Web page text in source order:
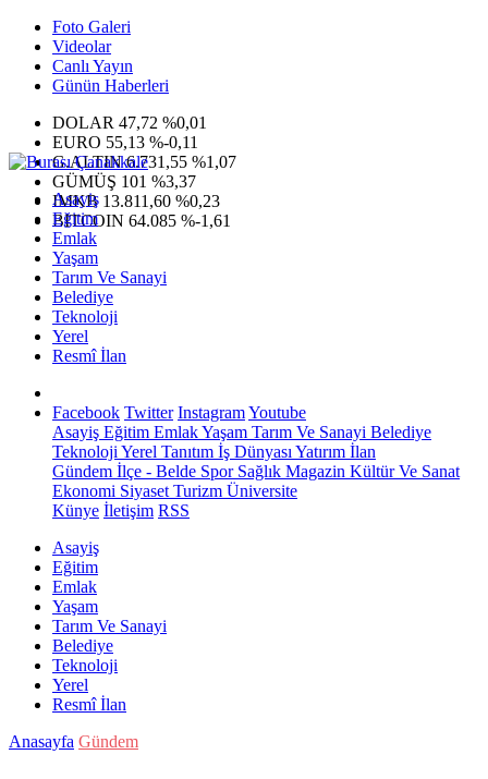
Foto Galeri
Videolar
Canlı Yayın
Günün Haberleri
DOLAR 47,72 %0,01
EURO 55,13 %-0,11
G.ALTIN6.731,55 %1,07
GÜMÜŞ 101 %3,37
IMKB 13.811,60 %0,23
BITCOIN 64.085 %-1,61
Asayiş
Eğitim
Emlak
Yaşam
Tarım Ve Sanayi
Belediye
Teknoloji
Yerel
Resmî İlan
Facebook Twitter InstagramYoutube
Asayiş Eğitim EmlakYaşam Tarım Ve Sanayi Belediye
Teknoloji Yerel Tanıtım İş Dünyası Yatırım İlan
Gündem İlçe - Belde SporSağlık Magazin Kültür Ve Sanat
Ekonomi Siyaset Turizm Üniversite
Künye İletişim RSS
Asayiş
Eğitim
Emlak
Yaşam
Tarım Ve Sanayi
Belediye
Teknoloji
Yerel
Resmî İlan
Anasayfa Gündem